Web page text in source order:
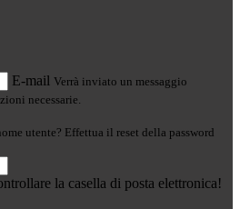
E-mail Verrà inviato un messaggio
necessarie.
utente? Effettua il reset della password
la casella di posta elettronica!